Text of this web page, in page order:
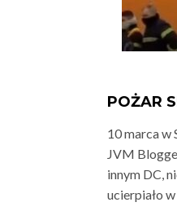
POŻAR
10 marca w
JVM
innym DC,
ucierpiało